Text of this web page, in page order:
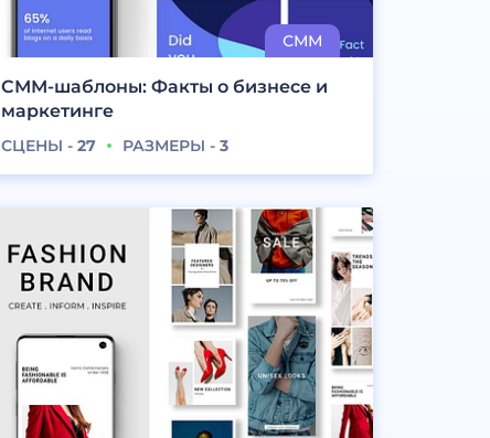
СММ-шаблоны: Факты о бизнесе и
маркетинге
СЦЕНЫ - 27 РАЗМЕРЫ - 3